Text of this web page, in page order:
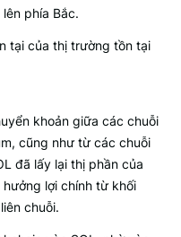
phía Bắc.
tại của thị trường tồn tại
khoản giữa các chuỗi
cũng như từ các chuỗi
đã lấy lại thị phần của
lợi chính từ khối
chuỗi.